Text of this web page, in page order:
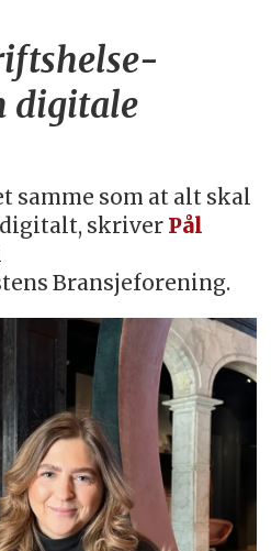
digitale
samme som at alt skal
skriver Pål
Bransjeforening.